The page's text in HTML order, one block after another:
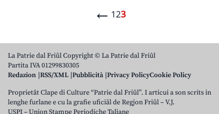
← 123
La Patrie dal Friûl Copyright © La Patrie dal Friûl
Partita IVA 01299830305
Redazion RSS/XML Pubblicità Privacy PolicyCookie Policy
Proprietât Clape di Culture “Patrie dal Friûl”. I articui a son scrits in
lenghe furlane e cu la grafie uficiâl de Regjon Friûl – V.J.
USPI – Union Stampe Periodiche Taliane